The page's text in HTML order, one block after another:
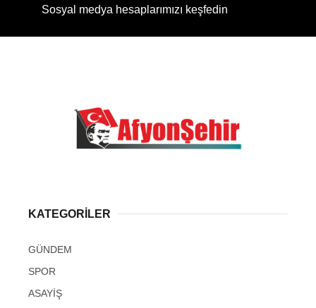
Sosyal medya hesaplarımızı keşfedin
KATEGORİLER
GÜNDEM
SPOR
ASAYİŞ